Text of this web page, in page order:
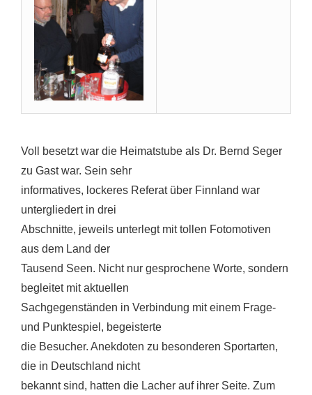
Voll besetzt war die Heimatstube als Dr. Bernd Seger
zu Gast war. Sein sehr
informatives, lockeres Referat über Finnland war
untergliedert in drei
Abschnitte, jeweils unterlegt mit tollen Fotomotiven
aus dem Land der
Tausend Seen. Nicht nur gesprochene Worte, sondern
begleitet mit aktuellen
Sachgegenständen in Verbindung mit einem Frage-
und Punktespiel, begeisterte
die Besucher. Anekdoten zu besonderen Sportarten,
die in Deutschland nicht
bekannt sind, hatten die Lacher auf ihrer Seite. Zum